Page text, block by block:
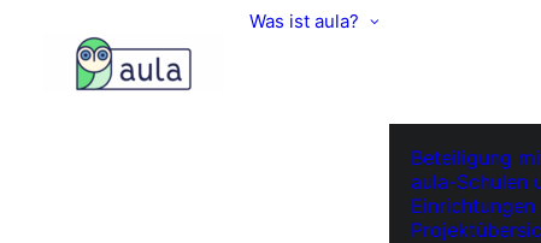
Was ist aula?
Beteiligung
aula-Schulen
Einrichtungen